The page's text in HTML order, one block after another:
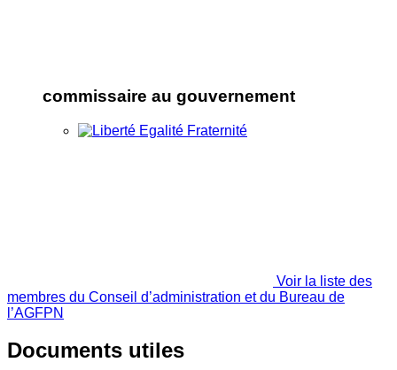
commissaire au gouvernement
Voir la liste des
membres du Conseil d’administration et du Bureau de
l’AGFPN
Documents utiles